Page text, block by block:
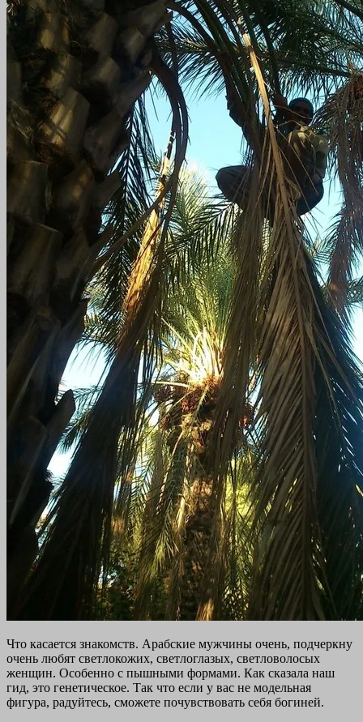
Что касается знакомств. Арабские мужчины очень, подчеркну
очень любят светлокожих, светлоглазых, светловолосых
женщин. Особенно с пышными формами. Как сказала наш
гид, это генетическое. Так что если у вас не модельная
фигура, радуйтесь, сможете почувствовать себя богиней.